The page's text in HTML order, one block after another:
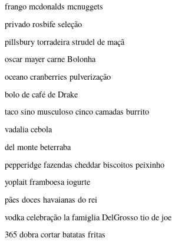
frango mcdonalds mcnuggets
privado rosbife seleção
pillsbury torradeira strudel de maçã
oscar mayer carne Bolonha
oceano cranberries pulverização
bolo de café de Drake
taco sino musculoso cinco camadas burrito
vadalia cebola
del monte beterraba
pepperidge fazendas cheddar biscoitos peixinho
yoplait framboesa iogurte
pães doces havaianas do rei
vodka celebração la famiglia DelGrosso tio de joe
365 dobra cortar batatas fritas